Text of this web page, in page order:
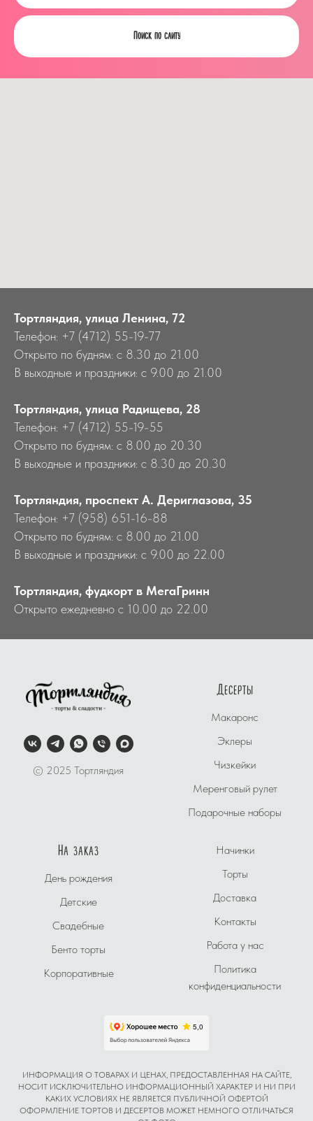
Поиск по сайту
Тортляндия, улица Ленина, 72
Телефон: +7 (4712) 55-19-77
Открыто по будням: с 8.30 до 21.00
В выходные и праздники: с 9.00 до 21.00
Тортляндия, улица Радищева, 28
Телефон: +7 (4712) 55-19-55
Открыто по будням: с 8.00 до 20.30
В выходные и праздники: с 8.30 до 20.30
Тортляндия, проспект А. Дериглазова, 35
Телефон: +7 (958) 651-16-88
Открыто по будням: с 8.00 до 21.00
В выходные и праздники: с 9.00 до 22.00
Тортляндия, фудкорт в МегаГринн
Открыто ежедневно с 10.00 до 22.00
© 2025 Тортляндия
Десерты
Макаронс
Эклеры
Чизкейки
Меренговый рулет
Подарочные наборы
На заказ
День рождения
Детские
Свадебные
Бенто торты
Корпоративные
Начинки
Торты
Доставка
Контакты
Работа у нас
Политика
конфиденциальности
ИНФОРМАЦИЯ О ТОВАРАХ И ЦЕНАХ, ПРЕДОСТАВЛЕННАЯ НА САЙТЕ,
НОСИТ ИСКЛЮЧИТЕЛЬНО ИНФОРМАЦИОННЫЙ ХАРАКТЕР И НИ ПРИ
КАКИХ УСЛОВИЯХ НЕ ЯВЛЯЕТСЯ ПУБЛИЧНОЙ ОФЕРТОЙ
ОФОРМЛЕНИЕ ТОРТОВ И ДЕСЕРТОВ МОЖЕТ НЕМНОГО ОТЛИЧАТЬСЯ